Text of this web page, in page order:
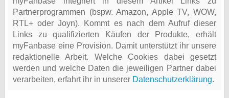
Partnerprogrammen (bspw. Amazon, Apple TV, WOW,
RTL+ oder Joyn). Kommt es nach dem Aufruf dieser
Links zu qualifizierten Käufen der Produkte, erhält
myFanbase eine Provision. Damit unterstützt ihr unsere
redaktionelle Arbeit. Welche Cookies dabei gesetzt
werden und welche Daten die jeweiligen Partner dabei
verarbeiten, erfahrt ihr in unserer Datenschutzerklärung.